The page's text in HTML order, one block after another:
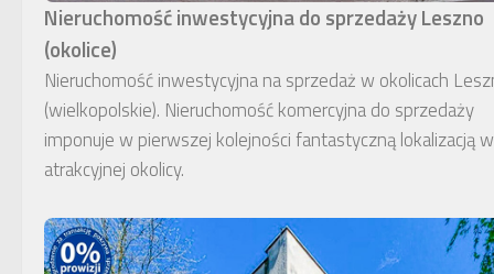
Nieruchomość inwestycyjna do sprzedaży Leszno
(okolice)
Nieruchomość inwestycyjna na sprzedaż w okolicach
(wielkopolskie). Nieruchomość komercyjna do sprzedaży
imponuje w pierwszej kolejności fantastyczną lokalizacją w
atrakcyjnej okolicy.